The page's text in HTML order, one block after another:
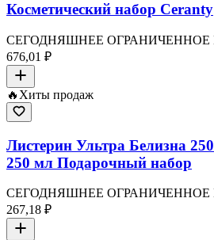
Косметический набор Ceranty
СЕГОДНЯШНЕЕ
676,01 ₽
🔥 Хиты продаж
Листерин Ультра Белизна
250 мл Подарочный набор
СЕГОДНЯШНЕЕ
267,18 ₽